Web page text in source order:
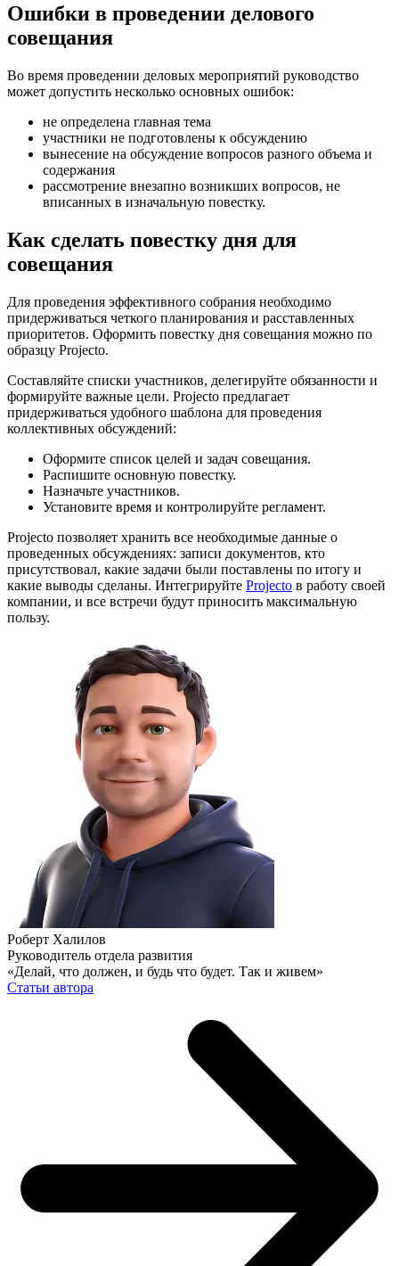
Ошибки в проведении делового
совещания
Во время проведении деловых мероприятий руководство
может допустить несколько основных ошибок:
не определена главная тема
участники не подготовлены к обсуждению
вынесение на обсуждение вопросов разного объема и
содержания
рассмотрение внезапно возникших вопросов, не
вписанных в изначальную повестку.
Как сделать повестку дня для
совещания
Для проведения эффективного собрания необходимо
придерживаться четкого планирования и расставленных
приоритетов. Оформить повестку дня совещания можно по
образцу Projecto.
Составляйте списки участников, делегируйте обязанности и
формируйте важные цели. Projecto предлагает
придерживаться удобного шаблона для проведения
коллективных обсуждений:
Оформите список целей и задач совещания.
Распишите основную повестку.
Назначьте участников.
Установите время и контролируйте регламент.
Projecto позволяет хранить все необходимые данные о
проведенных обсуждениях: записи документов, кто
присутствовал, какие задачи были поставлены по итогу и
какие выводы сделаны. Интегрируйте Projecto в работу своей
компании, и все встречи будут приносить максимальную
пользу.
Роберт Халилов
Руководитель отдела развития
«Делай, что должен, и будь что будет. Так и живем»
Статьи автора